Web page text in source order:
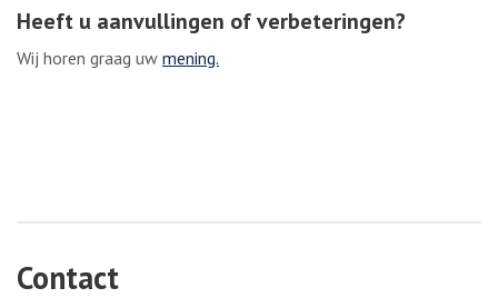
Heeft u aanvullingen of verbeteringen?
Wij horen graag uw mening.
Contact